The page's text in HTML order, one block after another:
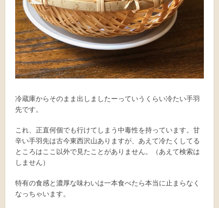
冷蔵庫からそのまま出しましたーっていうくらい冷たい手羽
先です。
これ、正直何個でも行けてしまう中毒性を持っています。甘
辛い手羽先は古今東西沢山ありますが、あえて冷たくしてる
ところはここ以外で見たことがありません。（あえて検索は
しません）
特有の食感と濃厚な味わいは一本食べたら本当に止まらなく
なっちゃいます。